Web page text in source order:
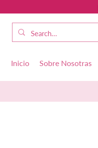
Inicio Sobre Nosotras